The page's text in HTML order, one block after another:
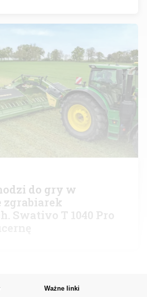
do gry w
zgrabiarek
Swativo T 1040 Pro
Ważne linki